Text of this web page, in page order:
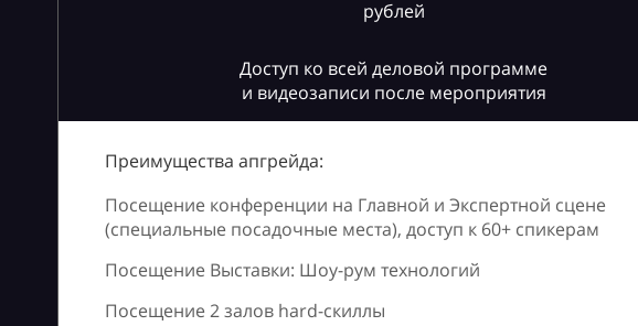
рублей
Доступ ко всей деловой программе
и видеозаписи после мероприятия
Преимущества апгрейда:
Посещение конференции на Главной и Экспертной сцене
(специальные посадочные места), доступ к 60+ спикерам
Посещение Выставки: Шоу-рум технологий
Посещение 2 залов hard-скиллы